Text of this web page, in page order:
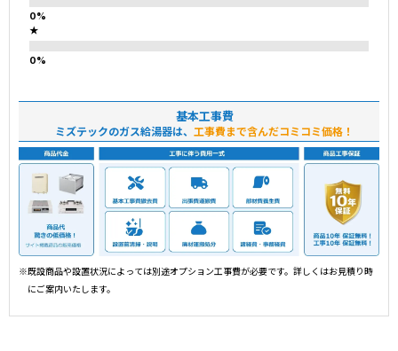
★
基本工事費
ミズテックのガス給湯器は、 工事費まで含んだコミコミ価格！
※既設商品や設置状況によっては別途オプション工事費が必要です。詳しくはお見積り時
にご案内いたします。